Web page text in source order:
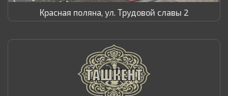
Красная поляна, ул. Трудовой славы 2